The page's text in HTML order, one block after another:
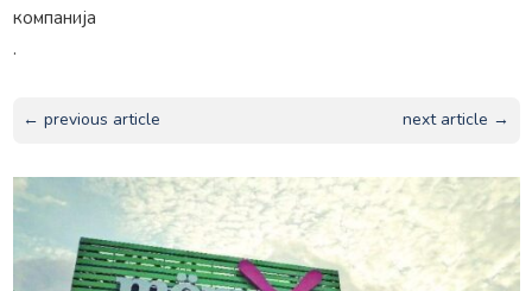
компанија
.
← previous article next article →